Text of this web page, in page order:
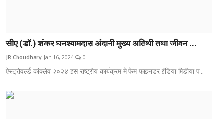
सीए (डॉ.) शंकर घनश्यामदास अंदानी मुख्य अतिथी तथा जीवन ...
JR Choudhary Jan 16, 2024 0
ऐस्ट्रोवर्ल्ड कांक्लेव २०२४ इस राष्ट्रीय कार्यक्रम मे फेम फाइनडर इंडिया मिडीया प...